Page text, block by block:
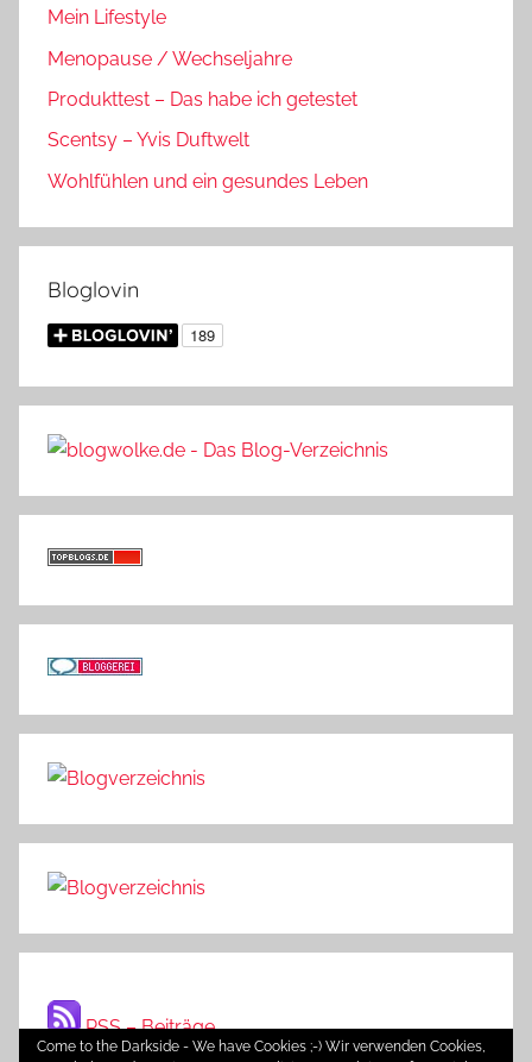
Mein Lifestyle
Menopause / Wechseljahre
Produkttest – Das habe ich getestet
Scentsy – Yvis Duftwelt
Wohlfühlen und ein gesundes Leben
Bloglovin
RSS – Beiträge
Come to the Darkside - We have Cookies ;-) Wir verwenden Cookies,